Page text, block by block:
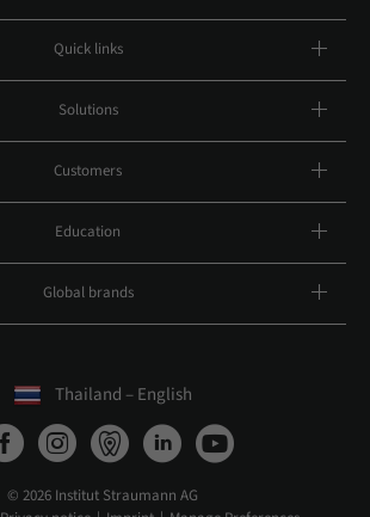
Quick links
Solutions
Customers
Education
Global brands
Thailand – English
© 2026 Institut Straumann AG